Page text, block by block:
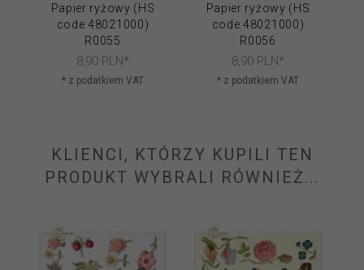
Papier ryżowy (HS
code 48021000)
R0055
8,90 PLN*
* z podatkiem VAT
Papier ryżowy (HS
code 48021000)
R0056
8,90 PLN*
* z podatkiem VAT
KLIENCI, KTÓRZY KUPILI TEN
PRODUKT WYBRALI RÓWNIEŻ...